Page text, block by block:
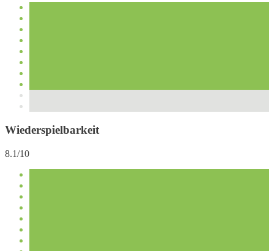
Wiederspielbarkeit
8.1/10